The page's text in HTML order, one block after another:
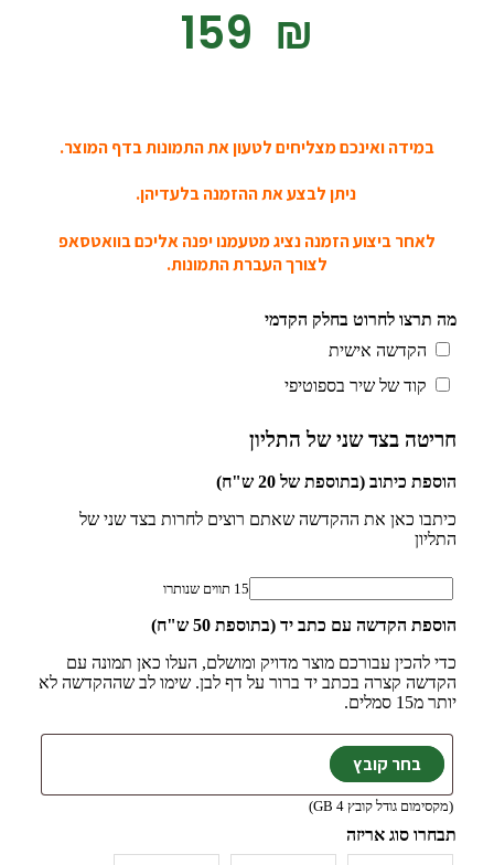
‎159 ₪
במידה ואינכם מצליחים לטעון את התמונות בדף המוצר.
ניתן לבצע את ההזמנה בלעדיהן.
לאחר ביצוע הזמנה נציג מטעמנו יפנה אליכם בוואטסאפ
לצורך העברת התמונות.
מה תרצו לחרוט בחלק הקדמי
הקדשה אישית
קוד של שיר בספוטיפי
חריטה בצד שני של התליון
הוספת כיתוב (בתוספת של 20 ש"ח)
כיתבו כאן את ההקדשה שאתם רוצים לחרות בצד שני של
התליון
15 תווים שנותרו
הוספת הקדשה עם כתב יד (בתוספת 50 ש"ח)
כדי להכין עבורכם מוצר מדויק ומושלם, העלו כאן תמונה עם
הקדשה קצרה בכתב יד ברור על דף לבן. שימו לב שההקדשה לא
יותר מ15 סמלים.
(מקסימום גודל קובץ 4 GB)
תבחרו סוג אריזה